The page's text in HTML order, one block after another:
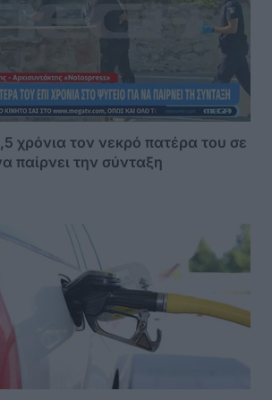
χρόνια τον νεκρό πατέρα του σε
παίρνει την σύνταξη